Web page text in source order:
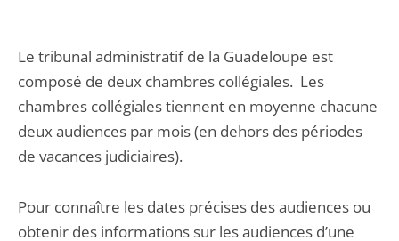
Le tribunal administratif de la Guadeloupe est
composé de deux chambres collégiales. Les
chambres collégiales tiennent en moyenne chacune
deux audiences par mois (en dehors des périodes
de vacances judiciaires).
Pour connaître les dates précises des audiences ou
obtenir des informations sur les audiences d’une